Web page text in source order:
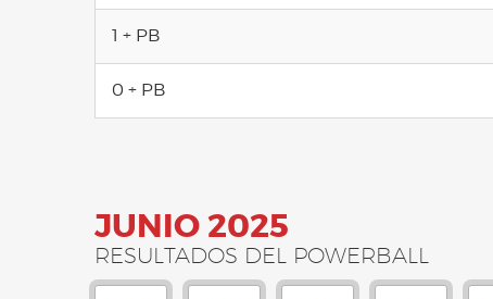
1 + PB
0 + PB
JUNIO 2025
RESULTADOS DEL POWERBALL